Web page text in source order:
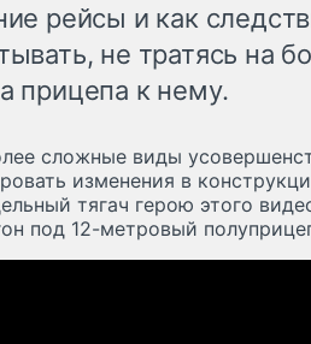
рейсы и как
не тратясь на
прицепа к нему.
сложные виды
изменения в
тягач герою этого
под 12-метровый